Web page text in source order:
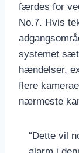
færdes for
No.7. Hvis
systemet
hændelser,
flere
nærmeste
“Dette vil